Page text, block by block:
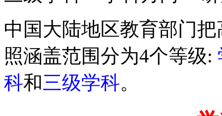
中国大陆地区教育部门
照涵盖范围分为4个等级:
科和三级学科。